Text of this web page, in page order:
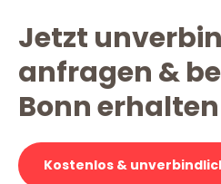
Jetzt
anfragen &
Bonn
Kostenlos &